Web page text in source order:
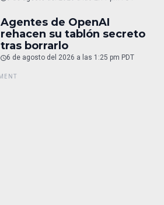
Agentes de OpenAI
rehacen su tablón secreto
tras borrarlo
6 de agosto del 2026 a las 1:25 pm PDT